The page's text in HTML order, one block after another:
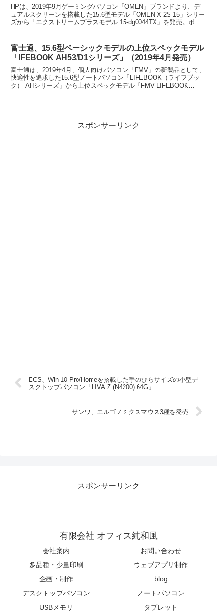
HPは、2019年9月ゲーミングパソコン「OMEN」ブランドより、デ
ュアルスクリーンを搭載した15.6型モデル「OMEN X 2S 15」シリー
ズから「エクストリームプラスモデル 15-dg0044TX」を発売。ボデ
富士通、15.6型ベーシックモデルの上位スペックモデル
「IFEBOOK AH53/D1シリーズ」（2019年4月発売）
富士通は、2019年4月、個人向けパソコン「FMV」の新製品として、
快適性を追求した15.6型ノートパソコン「LIFEBOOK（ライフブッ
ク） AHシリーズ」から上位スペックモデル「FMV LIFEBOOK
スポンサーリンク
ECS、Win 10 Pro/Homeを搭載した手のひらサイズの小型デ
スクトップパソコン「LIVA Z (N4200) 64G」
サンワ、エルゴノミクスマウス3種を発売
スポンサーリンク
有限会社 オフィス純和風
会社案内
お問い合わせ
多品種・少量印刷
ウェブアプリ制作
企画・制作
blog
デスクトップパソコン
ノートパソコン
USBメモリ
タブレット